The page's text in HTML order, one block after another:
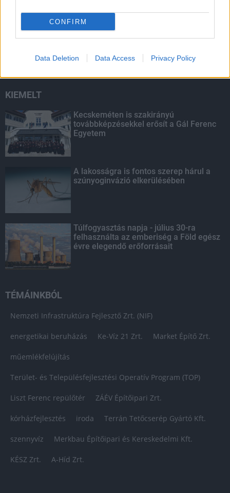
CONFIRM
Data Deletion Data Access Privacy Policy
Egyhetes országos ellenőrzést tart a
rendőrség a utakon
KIEMELT
Kecskeméten is szakirányú
továbbképzésekkel erősít a Gál Ferenc
Egyetem
A lakosságra is fontos szerep hárul a
szúnyoginvázió elkerülésében
Túlfogyasztás napja - július 30-ra
felhasználta az emberiség a Föld egész
évre elegendő erőforrásait
TÉMÁINKBÓL
Nemzeti Infrastruktúra Fejlesztő Zrt. (NIF)
energetikai beruházás Ke-Víz 21 Zrt. Market Építő Zrt.
műemlékfelújítás
Terület- és Településfejlesztési Operatív Program (TOP)
Liszt Ferenc repülőtér ZÁÉV Építőipari Zrt.
kórházfejlesztés iroda Terrán Tetőcserép Gyártó Kft.
szennyvíz Merkbau Építőipari és Kereskedelmi Kft.
KÉSZ Zrt. A-Híd Zrt.